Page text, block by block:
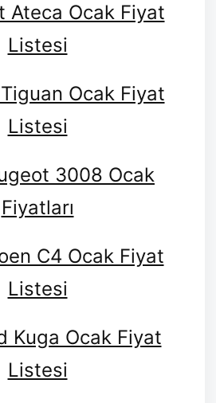
Ateca Ocak Fiyat
Listesi
Ocak Fiyat
Listesi
3008 Ocak
Fiyatları
C4 Ocak Fiyat
Listesi
Kuga Ocak Fiyat
Listesi